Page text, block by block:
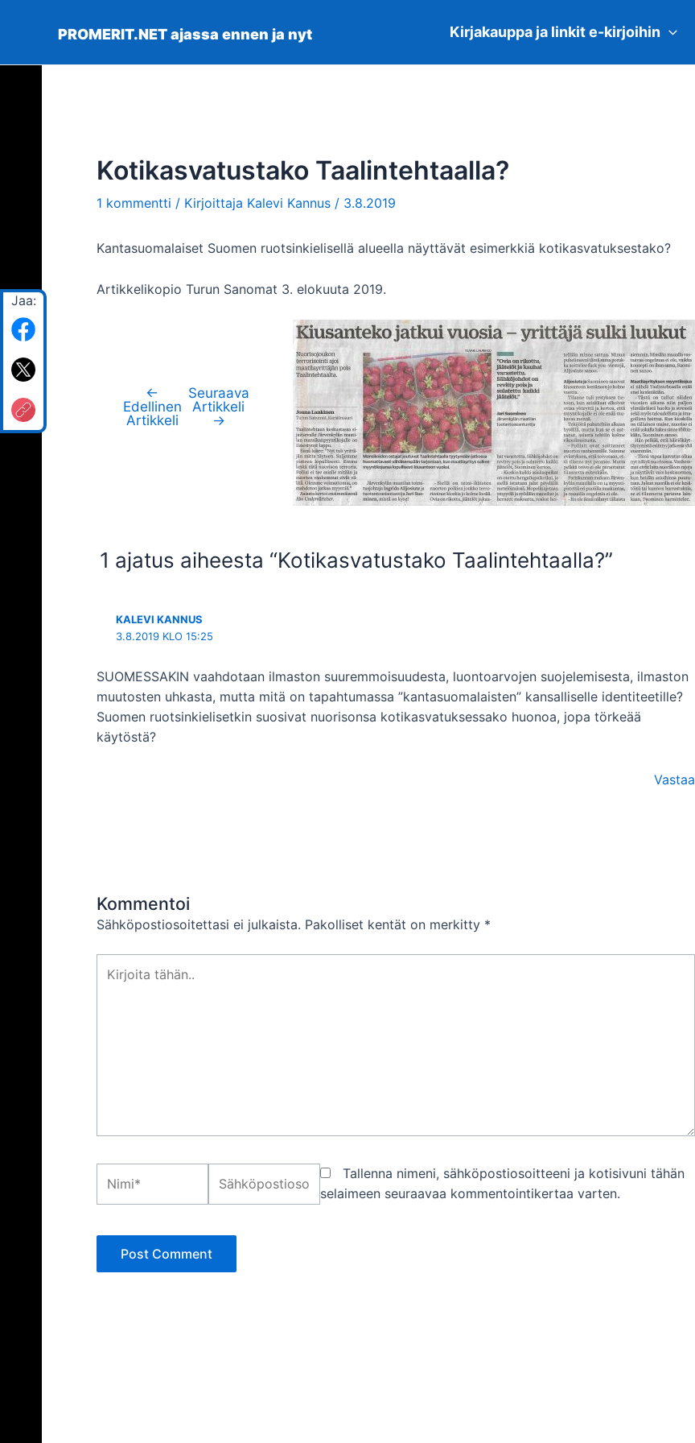
PROMERIT.NET ajassa ennen ja nyt Kirjakauppa ja linkit e-kirjoihin
Kotikasvatustako Taalintehtaalla?
1 kommentti / Kirjoittaja Kalevi Kannus / 3.8.2019
Kantasuomalaiset Suomen ruotsinkielisellä alueella näyttävät esimerkkiä kotikasvatuksestako?
Artikkelikopio Turun Sanomat 3. elokuuta 2019.
Artikkelien
selaus
←
Edellinen
Artikkeli
Seuraava
Artikkeli
→
1 ajatus aiheesta “Kotikasvatustako Taalintehtaalla?”
KALEVI KANNUS
3.8.2019 KLO 15:25
SUOMESSAKIN vaahdotaan ilmaston suuremmoisuudesta, luontoarvojen suojelemisesta, ilmaston
muutosten uhkasta, mutta mitä on tapahtumassa ”kantasuomalaisten” kansalliselle identiteetille?
Suomen ruotsinkielisetkin suosivat nuorisonsa kotikasvatuksessako huonoa, jopa törkeää
käytöstä?
Vastaa
Kommentoi
Sähköpostiosoitettasi ei julkaista. Pakolliset kentät on merkitty *
tähän..
Sähköpostiosoite*
Tallenna nimeni, sähköpostiosoitteeni ja kotisivuni tähän
selaimeen seuraavaa kommentointikertaa varten.
Jaa: